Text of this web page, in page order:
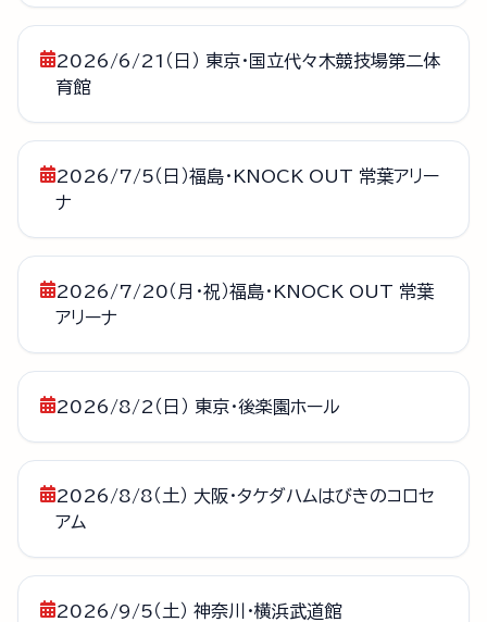
2026/6/21（日） 東京・国立代々木競技場第二体
育館
2026/7/5（日）福島・KNOCK OUT 常葉アリー
ナ
2026/7/20（月・祝）福島・KNOCK OUT 常葉
アリーナ
2026/8/2（日） 東京・後楽園ホール
2026/8/8（土） 大阪・タケダハムはびきのコロセ
アム
2026/9/5（土） 神奈川・横浜武道館